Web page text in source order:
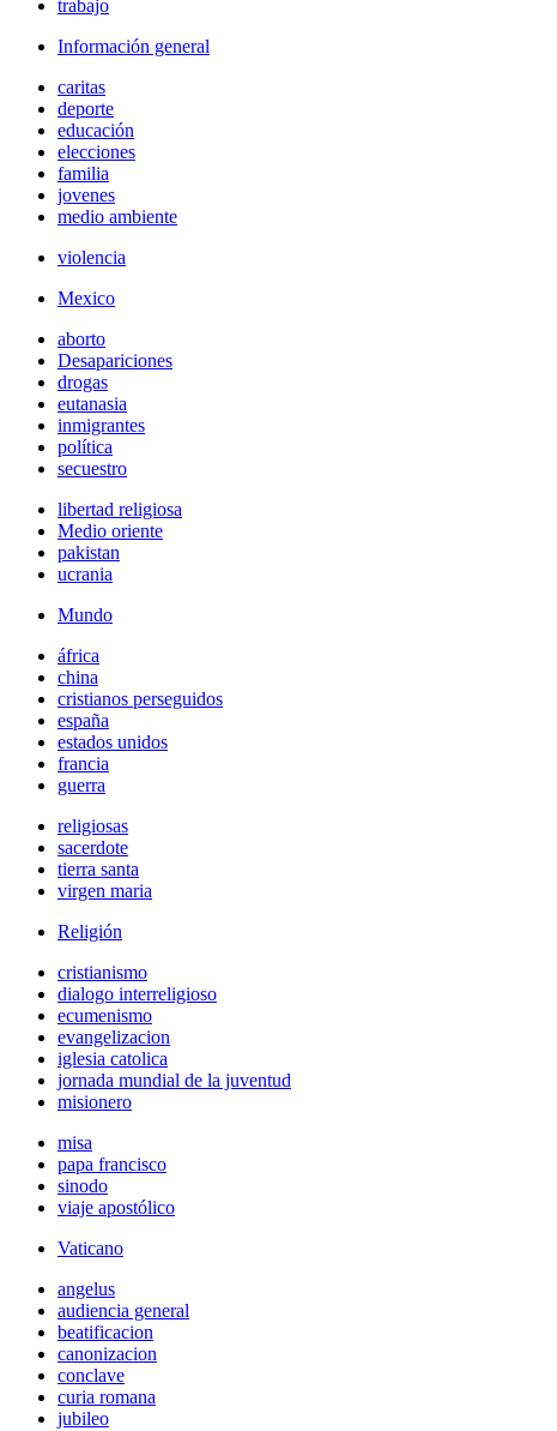
trabajo
Información general
caritas
deporte
educación
elecciones
familia
jovenes
medio ambiente
violencia
Mexico
aborto
Desapariciones
drogas
eutanasia
inmigrantes
política
secuestro
libertad religiosa
Medio oriente
pakistan
ucrania
Mundo
áfrica
china
cristianos perseguidos
españa
estados unidos
francia
guerra
religiosas
sacerdote
tierra santa
virgen maria
Religión
cristianismo
dialogo interreligioso
ecumenismo
evangelizacion
iglesia catolica
jornada mundial de la juventud
misionero
misa
papa francisco
sinodo
viaje apostólico
Vaticano
angelus
audiencia general
beatificacion
canonizacion
conclave
curia romana
jubileo